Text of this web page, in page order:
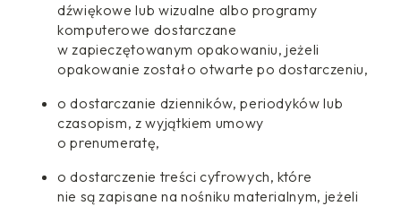
dźwiękowe lub wizualne albo programy
komputerowe dostarczane
w zapieczętowanym opakowaniu, jeżeli
opakowanie zostało otwarte po dostarczeniu,
o dostarczanie dzienników, periodyków lub
czasopism, z wyjątkiem umowy
o prenumeratę,
o dostarczenie treści cyfrowych, które
nie są zapisane na nośniku materialnym, jeżeli